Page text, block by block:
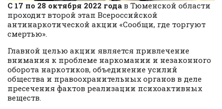
С 17 по 28 октября 2022 года в Тюменской области
проходит второй этап Всероссийской
антинаркотической акции «Сообщи, где торгуют
смертью».
Главной целью акции является привлечение
внимания к проблеме наркомании и незаконного
оборота наркотиков, объединение усилий
общества и правоохранительных органов в деле
пресечения фактов реализации психоактивных
веществ.